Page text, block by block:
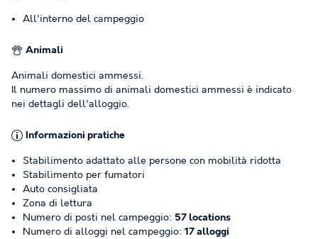
All'interno del campeggio
Animali
Animali domestici ammessi.
Il numero massimo di animali domestici ammessi è indicato
nei dettagli dell'alloggio.
Informazioni pratiche
Stabilimento adattato alle persone con mobilità ridotta
Stabilimento per fumatori
Auto consigliata
Zona di lettura
Numero di posti nel campeggio: 57 locations
Numero di alloggi nel campeggio: 17 alloggi